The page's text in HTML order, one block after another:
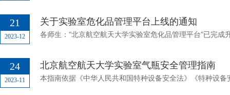
21
2023-12
关于实验室危化品管理平台上线的通知
24
2023-11
北京航空航天大学实验室气瓶安全管理指南